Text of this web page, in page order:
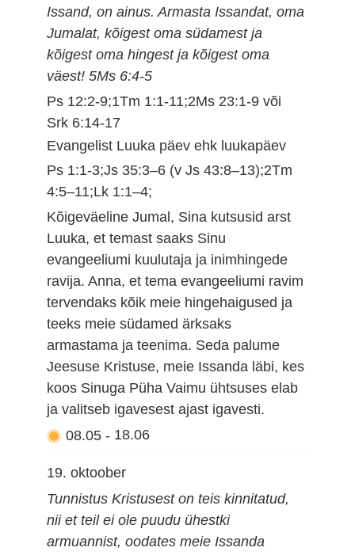
Issand, on ainus. Armasta Issandat, oma
Jumalat, kõigest oma südamest ja
kõigest oma hingest ja kõigest oma
väest! 5Ms 6:4-5
Ps 12:2-9;1Tm 1:1-11;2Ms 23:1-9 või
Srk 6:14-17
Evangelist Luuka päev ehk luukapäev
Ps 1:1-3;Js 35:3–6 (v Js 43:8–13);2Tm
4:5–11;Lk 1:1–4;
Kõigeväeline Jumal, Sina kutsusid arst
Luuka, et temast saaks Sinu
evangeeliumi kuulutaja ja inimhingede
ravija. Anna, et tema evangeeliumi ravim
tervendaks kõik meie hingehaigused ja
teeks meie südamed ärksaks
armastama ja teenima. Seda palume
Jeesuse Kristuse, meie Issanda läbi, kes
koos Sinuga Püha Vaimu ühtsuses elab
ja valitseb igavesest ajast igavesti.
08.05 - 18.06
19. oktoober
Tunnistus Kristusest on teis kinnitatud,
nii et teil ei ole puudu ühestki
armuannist, oodates meie Issanda